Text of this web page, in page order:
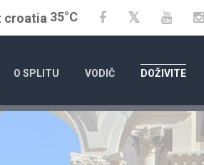
35°C FacebookTwitter
O SPLITU VODIČ DOŽIVITE